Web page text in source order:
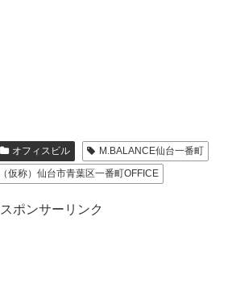
オフィスビル
M.BALANCE仙台一番町
（仮称）仙台市青葉区一番町OFFICE
スポンサーリンク